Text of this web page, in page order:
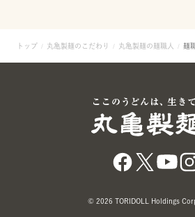
トップ 丸亀製麺のこだわり 丸亀製麺の麺職人 麺
© 2026 TORIDOLL Holdings